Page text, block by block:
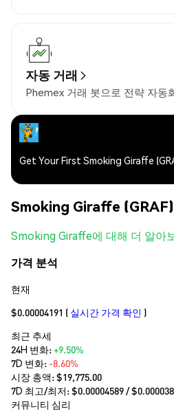
자동 거래
Phemex 거래 봇으로 전략 자동
Get Your First Smoking Giraffe
Smoking Giraffe
Smoking Giraffe에 대해 더 알아
가격 분석
현재
$0.00004191 ( 실시간 가격 확인 )
최근 추세
24H 변화:+9.50%
7D 변화: -8.60%
시장 총액:$19,775.00
7D 최고/최저: $0.00004589/ $
커뮤니티 심리